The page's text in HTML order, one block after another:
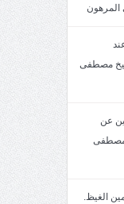
عند
سماحة الشيخ مصطفى
٤- والعافين عن
الشيخ مصطفى
٣- والكاظمين الغيظ.